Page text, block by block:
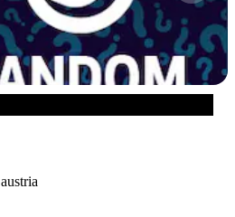
austria